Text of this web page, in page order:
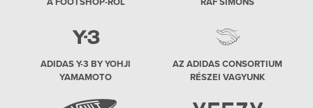
A FOOTSHOP-RÓL RAF SIMONS
ADIDAS Y-3 BY YOHJI
YAMAMOTO
AZ ADIDAS CONSORTIUM
RÉSZEI VAGYUNK